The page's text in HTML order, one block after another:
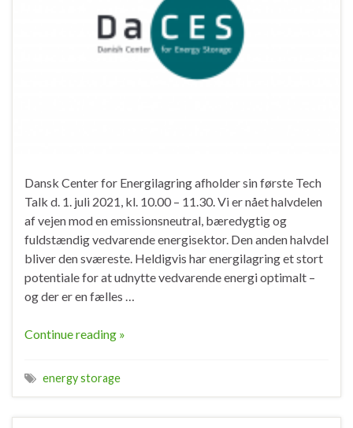
Dansk Center for Energilagring afholder sin første Tech
Talk d. 1. juli 2021, kl. 10.00 – 11.30. Vi er nået halvdelen
af ​​vejen mod en emissionsneutral, bæredygtig og
fuldstændig vedvarende energisektor. Den anden halvdel
bliver den sværeste. Heldigvis har energilagring et stort
potentiale for at udnytte vedvarende energi optimalt –
og der er en fælles …
Continue reading »
energy storage